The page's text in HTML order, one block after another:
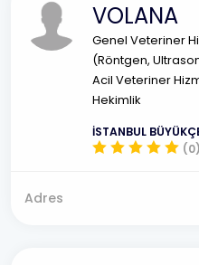
VOLANA
Genel Veteriner
(Röntgen,
Acil Veteriner
Hekimlik
İSTANBUL
(0)
Adres